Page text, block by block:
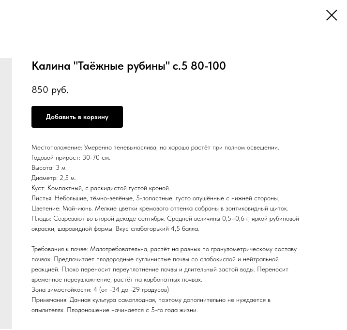
Калина "Таёжные рубины" с.5 80-100
850 руб.
Добавить в корзину
Местоположение: Умеренно теневынослива, но хорошо растёт при полном освещении.
Годовой прирост: 30-70 см.
Высота: 3 м.
Диаметр: 2,5 м.
Куст: Компактный, с раскидистой густой кроной.
Листья: Небольшие, тёмно-зелёные, 5-лопастные, густо опушённые с нижней стороны.
Цветение: Май-июнь. Мелкие цветки кремового оттенка собраны в зонтиковидный щиток.
Плоды: Созревают во второй декаде сентября. Средней величины 0,5–0,6 г, яркой рубиновой
окраски, шаровидной формы. Вкус слабогорький 4,5 балла.
Требования к почве: Малотребовательна, растёт на разных по гранулометрическому составу
почвах. Предпочитает плодородные суглинистые почвы со слабокислой и нейтральной
реакцией. Плохо переносит переуплотнение почвы и длительный застой воды. Переносит
временное переувлажнение, растёт на карбонатных почвах.
Зона зимостойкости: 4 (от -34 до -29 градусов)
Примечания: Данная культура самоплодная, поэтому дополнительно не нуждается в
опылителях. Плодоношение начинается с 5-го года жизни.